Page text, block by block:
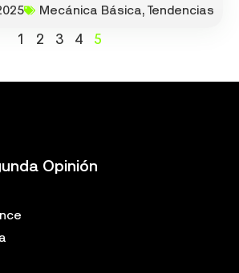
Mecánica Básica,Tendencias
1 2 3 4 5
Opinión